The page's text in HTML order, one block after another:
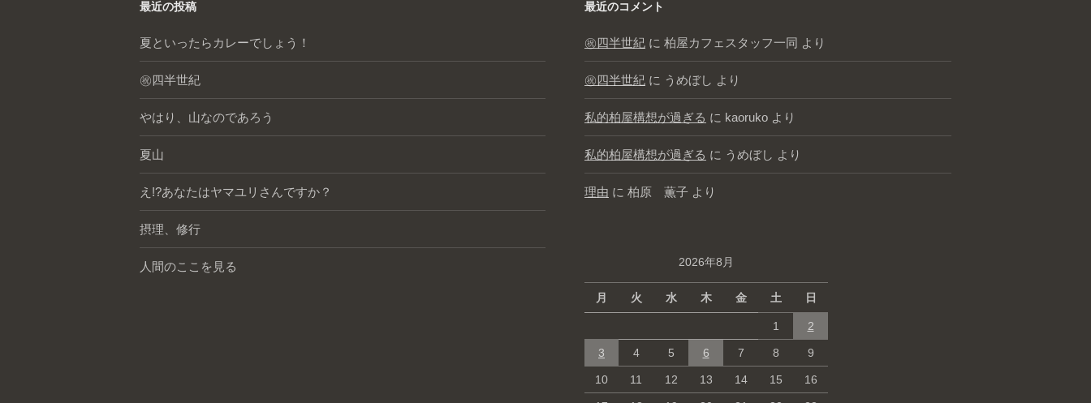
最近の投稿
夏といったらカレーでしょう！
㊗️四半世紀
やはり、山なのであろう
夏山
え!?あなたはヤマユリさんですか？
摂理、修行
人間のここを見る
最近のコメント
㊗️四半世紀 に 柏屋カフェスタッフ一同 より
㊗️四半世紀 に うめぼし より
私的柏屋構想が過ぎる に kaoruko より
私的柏屋構想が過ぎる に うめぼし より
理由 に 柏原 薫子 より
2026年8月
月 火 水 木 金 土 日
1 2
3 4 5 6 7 8 9
10 11 12 13 14 15 16